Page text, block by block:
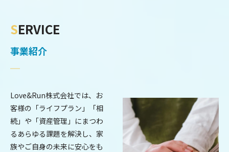
SERVICE
事業紹介
Love&Run株式会社では、お
客様の「ライフプラン」「相
続」や「資産管理」にまつわ
るあらゆる課題を解決し、家
族やご自身の未来に安心をも